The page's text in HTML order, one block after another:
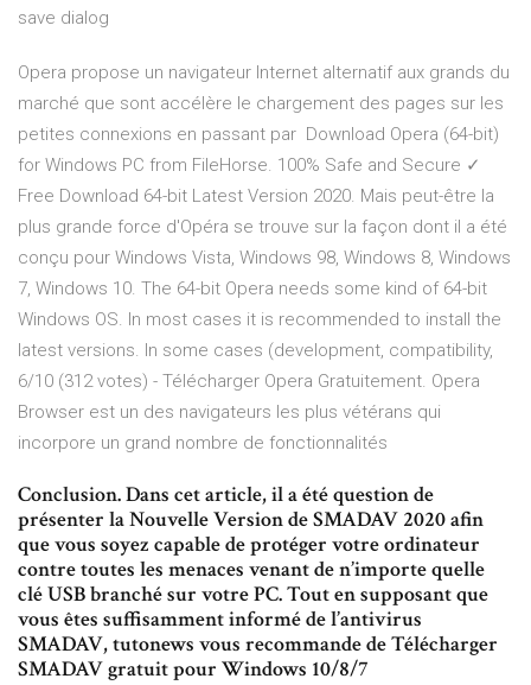
save dialog
Opera propose un navigateur Internet alternatif aux grands du
marché que sont accélère le chargement des pages sur les
petites connexions en passant par Download Opera (64-bit)
for Windows PC from FileHorse. 100% Safe and Secure ✓
Free Download 64-bit Latest Version 2020. Mais peut-être la
plus grande force d'Opéra se trouve sur la façon dont il a été
conçu pour Windows Vista, Windows 98, Windows 8, Windows
7, Windows 10. The 64-bit Opera needs some kind of 64-bit
Windows OS. In most cases it is recommended to install the
latest versions. In some cases (development, compatibility,
6/10 (312 votes) - Télécharger Opera Gratuitement. Opera
Browser est un des navigateurs les plus vétérans qui
incorpore un grand nombre de fonctionnalités
Conclusion. Dans cet article, il a été question de
présenter la Nouvelle Version de SMADAV 2020 afin
que vous soyez capable de protéger votre ordinateur
contre toutes les menaces venant de n’importe quelle
clé USB branché sur votre PC. Tout en supposant que
vous êtes suffisamment informé de l’antivirus
SMADAV, tutonews vous recommande de Télécharger
SMADAV gratuit pour Windows 10/8/7